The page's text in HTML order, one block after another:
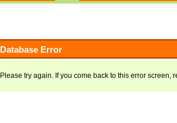
Database Error
Please try again. If you come back to this error screen,